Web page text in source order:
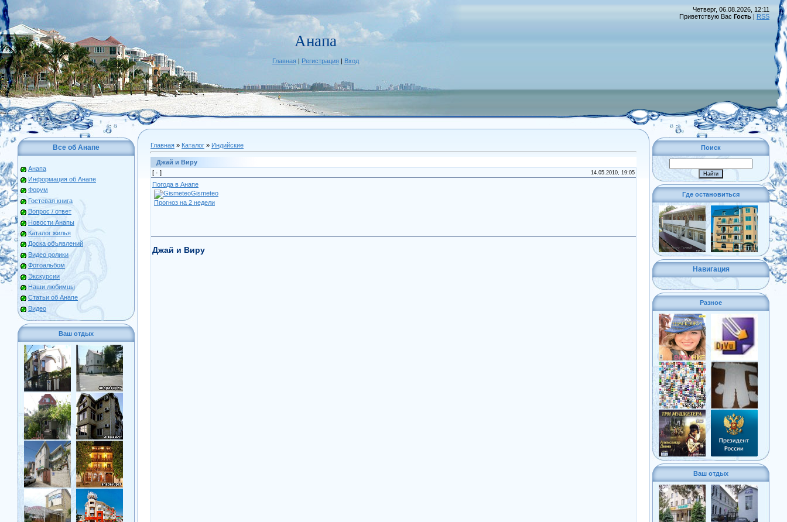
Анапа
Главная| Регистрация| Вход
Четверг, 06.08.2026, 12:11
Приветствую Вас Гость | RSS
Все об Анапе
Анапа
Информация об Анапе
Форум
Гостевая книга
Вопрос / ответ
Новости Анапы
Каталог жилья
Доска объявлений
Видео ролики
Фотоальбом
Экскурсии
Наши любимцы
Статьи об Анапе
Видео
Ваш отдых
Главная » Каталог » Индийские
Джай и Виру
[ · ] 14.05.2010, 19:05
Погода в Анапе
Gismeteo
Прогноз на 2 недели
Джай и Виру
Поиск
Где остановиться
Навигация
Разное
Ваш отдых